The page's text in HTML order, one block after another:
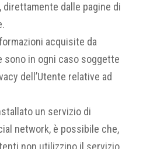
dalle pagine di
acquisite da
sono in ogni caso soggette
dell’Utente relative ad
un servizio di
network, è possibile che,
non utilizzino il servizio,